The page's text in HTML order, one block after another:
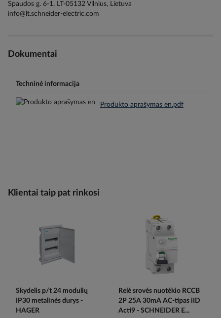
Spaudos g. 6-1, LT-05132 Vilnius, Lietuva
info@lt.schneider-electric.com
Dokumentai
Techninė informacija
Produkto aprašymas en.pdf
Klientai taip pat rinkosi
Skydelis p/t 24 modulių
IP30 metalinės durys -
HAGER
Relė srovės nuotėkio RCCB
2P 25A 30mA AC-tipas iID
Acti9 - SCHNEIDER E...